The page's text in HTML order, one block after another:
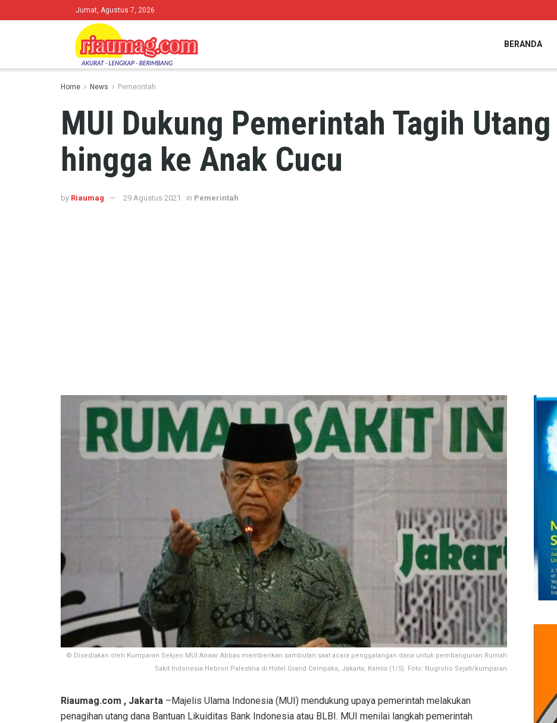
Jumat, Agustus 7, 2026
BERANDA
Home News Pemerintah
MUI Dukung Pemerintah Tagih
hingga ke Anak Cucu
by Riaumag 29 Agustus 2021 in Pemerintah
© Disediakan oleh Kumparan Sekjen MUI Anwar Abbas memberikan sambutan saat acara penggalangan dana untuk pembangunan Rumah
Sakit Indonesia Hebron Palestina di Hotel Grand Cempaka, Jakarta, Kamis (1/5). Foto: Nugroho Sejati/kumparan
Riaumag.com , Jakarta –Majelis Ulama Indonesia (MUI) mendukung upaya pemerintah melakukan
penagihan utang dana Bantuan Likuiditas Bank Indonesia atau BLBI. MUI menilai langkah pemerintah